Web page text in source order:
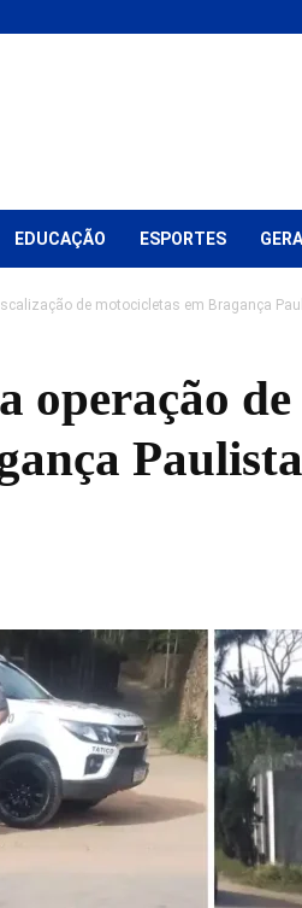
EDUCAÇÃO ESPORTES
de motocicletas em Bragança
de
Paulista